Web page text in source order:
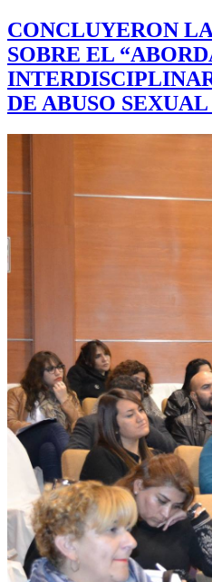
CONCLUYERON
SOBRE EL
DE ABUSO